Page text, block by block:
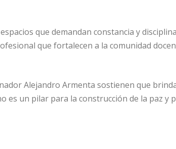
que demandan constancia y
que fortalecen a la comunidad
Alejandro Armenta sostienen que
un pilar para la construcción de la paz y